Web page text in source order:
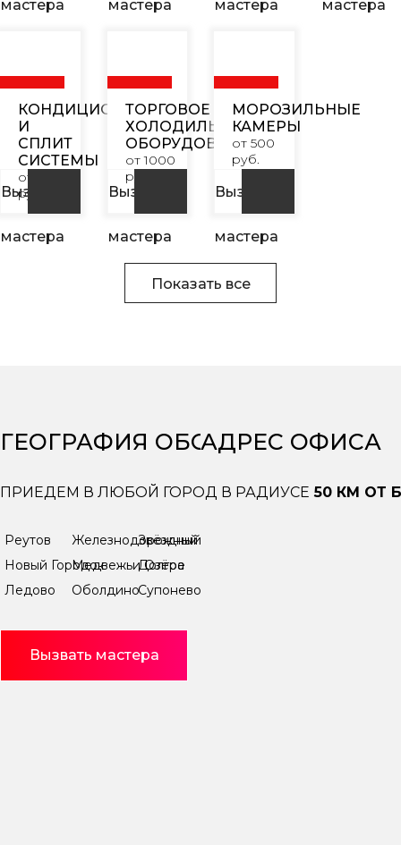
мастера мастера мастера мастера
КОНДИЦИОНЕРЫ
И
СПЛИТ
СИСТЕМЫ
от 900
руб.
Вызвать
мастера
ТОРГОВОЕ
ХОЛОДИЛЬНОЕ
ОБОРУДОВАНИЕ
от 1000
руб.
Вызвать
мастера
МОРОЗИЛЬНЫЕ
КАМЕРЫ
от 500
руб.
Вызвать
мастера
Показать все
АДРЕС ОФИСА
ГЕОГРАФИЯ ОБСЛУЖИВАНИЯ
ПРИЕДЕМ В ЛЮБОЙ ГОРОД В РАДИУСЕ 50 КМ ОТ
Реутов Железнодорожный
Звёздный городок
Новый ГородокМедвежьи Озёра
Долгое
Ледово
ОболдиноСупонево
Вызвать мастера